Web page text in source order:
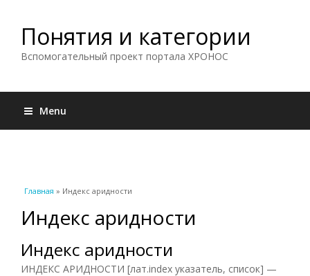
Понятия и категории
Вспомогательный проект портала ХРОНОС
Menu
Вы здесь
Главная » Индекс аридности
Индекс аридности
Индекс аридности
ИНДЕКС АРИДНОСТИ [лат.index указатель, список] —